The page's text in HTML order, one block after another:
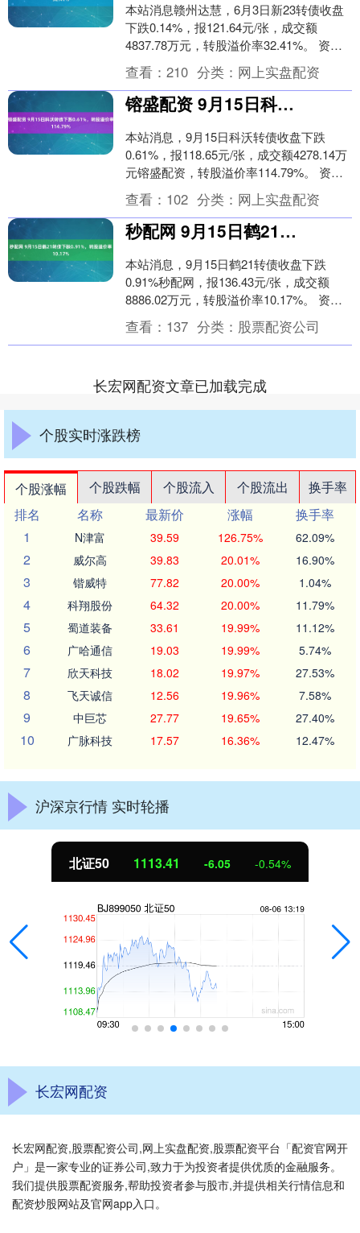
本站消息赣州达慧，6月3日新23转债收盘
下跌0.14%，报121.64元/张，成交额
4837.78万元，转股溢价率32.41%。 资料
显示，新23转债信用级别为....
查看： 210 分类： 网上实盘配资
镕盛配资 9月15日科沃转债下跌0.61%，转股溢价率114.79%
本站消息，9月15日科沃转债收盘下跌
0.61%，报118.65元/张，成交额4278.14万
元镕盛配资，转股溢价率114.79%。 资料
显示，科沃转债信用级别为....
查看： 102 分类： 网上实盘配资
秒配网 9月15日鹤21转债下跌0.91%，转股溢价率10.17%
本站消息，9月15日鹤21转债收盘下跌
0.91%秒配网，报136.43元/张，成交额
8886.02万元，转股溢价率10.17%。 资料
显示，鹤21转债信用级别为....
查看： 137 分类： 股票配资公司
长宏网配资文章已加载完成
个股实时涨跌榜
个股涨幅 个股跌幅 个股流入 个股流出
换手率
排名
名称 最新价 涨幅
换手率
1
N津富 39.59 126.75% 62.09%
2 威尔高 39.83 20.01% 16.90%
3 锴威特 77.82 20.00% 1.04%
4 科翔股份 64.32 20.00% 11.79%
5 蜀道装备 33.61 19.99% 11.12%
6 广哈通信 19.03 19.99% 5.74%
7 欣天科技 18.02 19.97% 27.53%
8 飞天诚信 12.56 19.96% 7.58%
9 中巨芯 27.77 19.65% 27.40%
10 广脉科技 17.57 16.36% 12.47%
沪深京行情 实时轮播
北证50 1113.24 -6.22 -0.56%
长宏网配资
长宏网配资,股票配资公司,网上实盘配资,股票配资平台「配资官网开
户」是一家专业的证券公司,致力于为投资者提供优质的金融服务。
我们提供股票配资服务,帮助投资者参与股市,并提供相关行情信息和
配资炒股网站及官网app入口。